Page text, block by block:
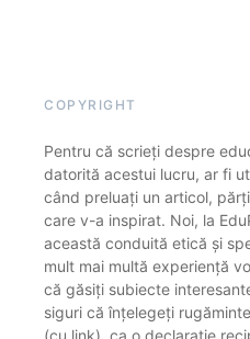
COPYRIGHT
Pentru că scrieți despre
datorită acestui lucru, ar fi
când preluați un articol,
care v-a inspirat. Noi, la
această conduită etică și
mult mai multă experiență
că găsiți subiecte
siguri că înțelegeți
(cu link), ca o declarație